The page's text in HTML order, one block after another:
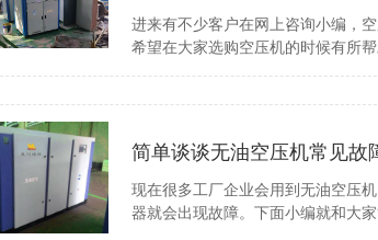
进来有不少客户在网上咨询小编，
希望在大家选购空压机的时候有所
简单谈谈无油空压机常见故
现在很多工厂企业会用到无油空压
器就会出现故障。下面小编就和大